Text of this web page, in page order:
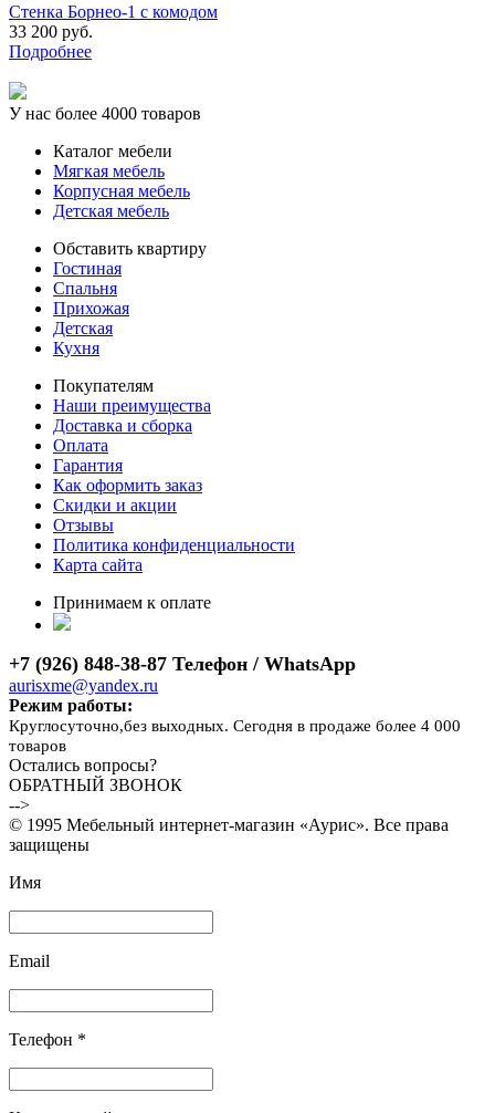
Стенка Борнео-1 с комодом
33 200 руб.
Подробнее
У нас более 4000 товаров
Каталог мебели
Мягкая мебель
Корпусная мебель
Детская мебель
Обставить квартиру
Гостиная
Спальня
Прихожая
Детская
Кухня
Покупателям
Наши преимущества
Доставка и сборка
Оплата
Гарантия
Как оформить заказ
Скидки и акции
Отзывы
Политика конфиденциальности
Карта сайта
Принимаем к оплате
+7 (926) 848-38-87 Телефон / WhatsApp
aurisxme@yandex.ru
Режим работы:
Круглосуточно,без выходных. Сегодня в продаже более 4 000
товаров
Остались вопросы?
ОБРАТНЫЙ ЗВОНОК
-->
© 1995 Мебельный интернет-магазин «Аурис». Все права
защищены
Имя
Email
Телефон *